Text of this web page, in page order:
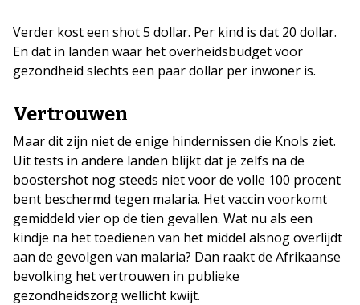
Verder kost een shot 5 dollar. Per kind is dat 20 dollar.
En dat in landen waar het overheidsbudget voor
gezondheid slechts een paar dollar per inwoner is.
Vertrouwen
Maar dit zijn niet de enige hindernissen die Knols ziet.
Uit tests in andere landen blijkt dat je zelfs na de
boostershot nog steeds niet voor de volle 100 procent
bent beschermd tegen malaria. Het vaccin voorkomt
gemiddeld vier op de tien gevallen. Wat nu als een
kindje na het toedienen van het middel alsnog overlijdt
aan de gevolgen van malaria? Dan raakt de Afrikaanse
bevolking het vertrouwen in publieke
gezondheidszorg wellicht kwijt.